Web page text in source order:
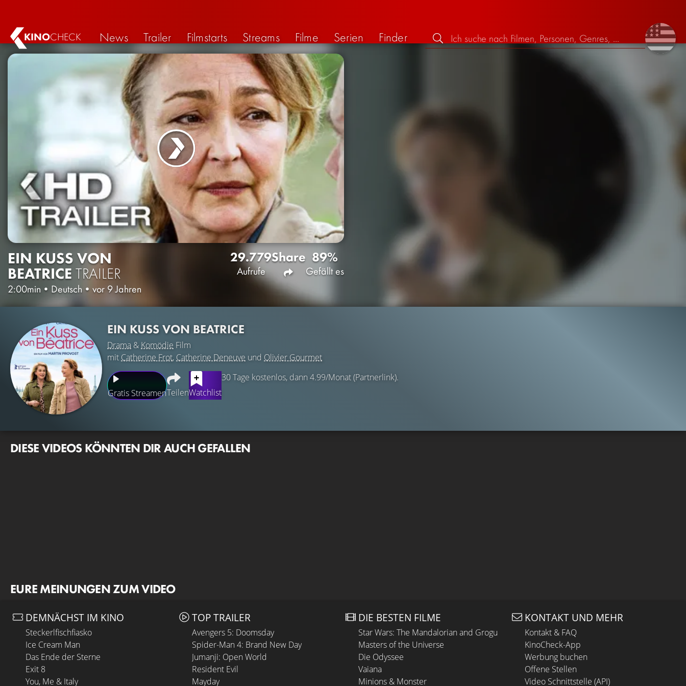
KINOCHECK News Trailer Filmstarts Streams Filme Serien Finder
EIN KUSS VON
BEATRICE TRAILER
2:00min • Deutsch • vor 9 Jahren
29.779
Aufrufe
Share 89%
Gefällt es
EIN KUSS VON BEATRICE
Drama & Komödie Film
mit Catherine Frot, Catherine Deneuve und Olivier Gourmet
Gratis StreamenTeilenWatchlist
30 Tage kostenlos, dann 4.99/Monat (Partnerlink).
DIESE VIDEOS KÖNNTEN DIR AUCH GEFALLEN
EURE MEINUNGEN ZUM VIDEO
DEMNÄCHST IM KINO
Steckerlfischfiasko
Ice Cream Man
Das Ende der Sterne
Exit 8
You, Me & Italy
TOP TRAILER
Avengers 5: Doomsday
Spider-Man 4: Brand New Day
Jumanji: Open World
Resident Evil
Mayday
DIE BESTEN FILME
Star Wars: The Mandalorian and Grogu
Masters of the Universe
Die Odyssee
Vaiana
Minions & Monster
KONTAKT UND MEHR
Kontakt & FAQ
KinoCheck-App
Werbung buchen
Offene Stellen
Video Schnittstelle (API)